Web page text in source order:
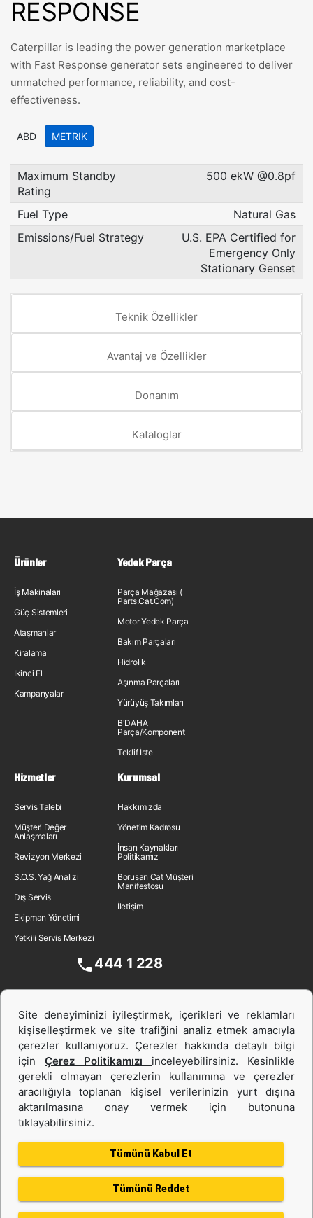
RESPONSE
Caterpillar is leading the power generation marketplace
with Fast Response generator sets engineered to deliver
unmatched performance, reliability, and cost-
effectiveness.
ABD METRIK
Maximum Standby
Rating
500 ekW @0.8pf
Fuel Type
Natural Gas
Emissions/Fuel Strategy
U.S. EPA Certified for
Emergency Only
Stationary Genset
Teknik Özellikler
Avantaj ve Özellikler
Donanım
Kataloglar
Ürünler
İş Makinaları
Güç Sistemleri
Ataşmanlar
Kiralama
İkinci El
Kampanyalar
Yedek Parça
Parça Mağazası (
Parts.Cat.Com)
Motor Yedek Parça
Bakım Parçaları
Hidrolik
Aşınma Parçaları
Yürüyüş Takımları
B'DAHA
Parça/Komponent
Teklif İste
Hizmetler
Servis Talebi
Müşteri Değer
Anlaşmaları
Revizyon Merkezi
S.O.S. Yağ Analizi
Dış Servis
Ekipman Yönetimi
Yetkili Servis Merkezi
Kurumsal
Hakkımızda
Yönetim Kadrosu
İnsan Kaynakları
Politikamız
Borusan Cat Müşteri
Manifestosu
İletişim
444 1 228
İş Makinası ve Güç Sistemleri
İkinci el ve Kiralama
Gizlilik Politikası
Kullanım Şartları
Çerez politikası
Bilgi Toplumu Hizmeti
Site deneyiminizi iyileştirmek, içerikleri ve reklamları
kişiselleştirmek ve site trafiğini analiz etmek amacıyla
çerezler kullanıyoruz. Çerezler hakkında detaylı bilgi
için Çerez Politikamızı inceleyebilirsiniz. Kesinlikle
gerekli olmayan çerezlerin kullanımına ve çerezler
aracılığıyla toplanan kişisel verilerinizin yurt dışına
aktarılmasına onay vermek için butonuna
tıklayabilirsiniz.
Tümünü Kabul Et
Tümünü Reddet